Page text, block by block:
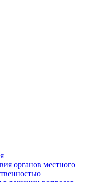
органов местного